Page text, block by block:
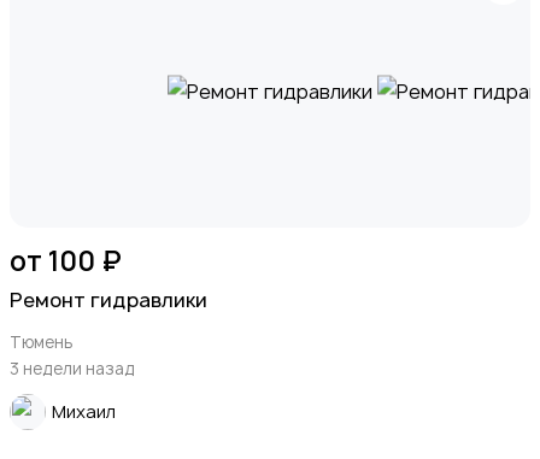
от 100 ₽
Ремонт гидравлики
Тюмень
3 недели назад
Михаил